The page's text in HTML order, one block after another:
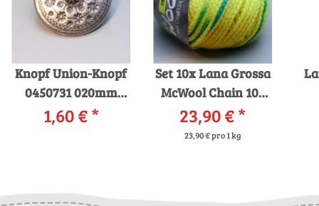
Knopf Union-Knopf
0450731 020mm
0083 silber
1,60 €*
Set 10x Lana Grossa
McWool Chain 103
100g = 1.000g Wolle
23,90 €*
23,90 € pro 1 kg